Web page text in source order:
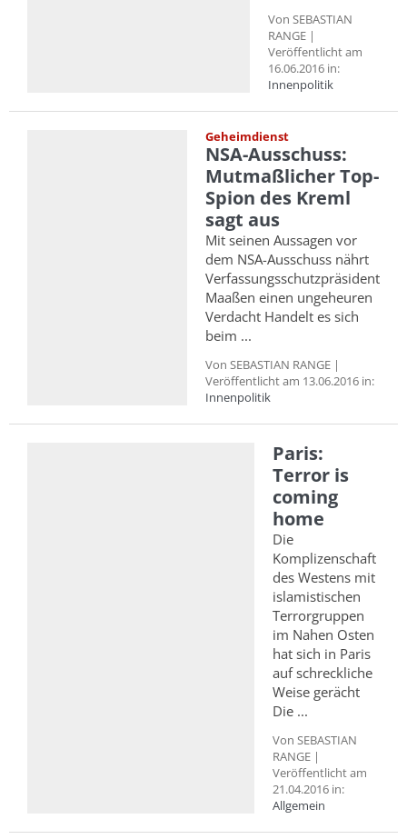
Von SEBASTIAN
RANGE |
Veröffentlicht am
16.06.2016 in:
Innenpolitik
Geheimdienst
NSA-Ausschuss:
Mutmaßlicher Top-
Spion des Kreml
sagt aus
Mit seinen Aussagen vor
dem NSA-Ausschuss nährt
Verfassungsschutzpräsident
Maaßen einen ungeheuren
Verdacht Handelt es sich
beim ...
Von SEBASTIAN RANGE |
Veröffentlicht am 13.06.2016 in:
Innenpolitik
Paris:
Terror is
coming
home
Die
Komplizenschaft
des Westens mit
islamistischen
Terrorgruppen
im Nahen Osten
hat sich in Paris
auf schreckliche
Weise gerächt
Die ...
Von SEBASTIAN
RANGE |
Veröffentlicht am
21.04.2016 in:
Allgemein